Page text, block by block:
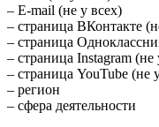
– E-mail (не у всех)
– страница ВКонтакте
– страница
– страница Instagram (не
– страница YouTube (не
– регион
– сфера деятельности